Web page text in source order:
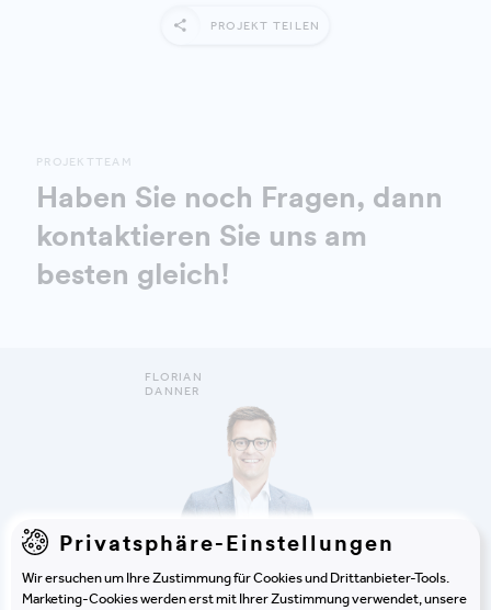
PROJEKT TEILEN
PROJEKTTEAM
Haben Sie noch Fragen, dann
kontaktieren Sie uns am
besten gleich!
FLORIAN
DANNER
Privatsphäre-Einstellungen
Wir ersuchen um Ihre Zustimmung für Cookies und Drittanbieter-Tools.
Marketing-Cookies werden erst mit Ihrer Zustimmung verwendet, unsere